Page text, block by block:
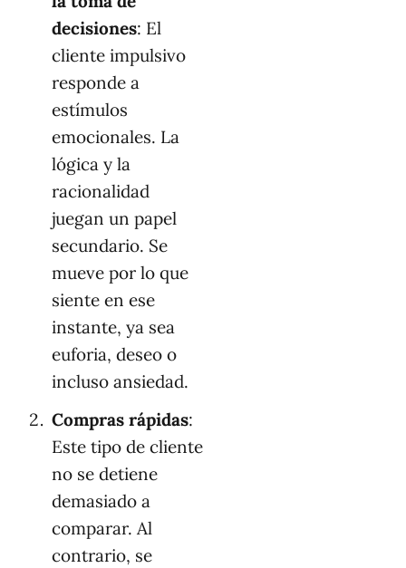
decisiones: El
cliente impulsivo
responde a
estímulos
emocionales. La
lógica y la
racionalidad
juegan un papel
secundario. Se
mueve por lo que
siente en ese
instante, ya sea
euforia, deseo o
incluso ansiedad.
Compras rápidas:
Este tipo de cliente
no se detiene
demasiado a
comparar. Al
contrario, se